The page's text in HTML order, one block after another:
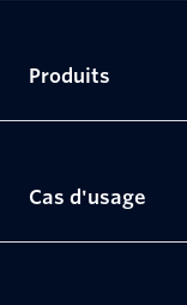
Produits
Cas d'usage